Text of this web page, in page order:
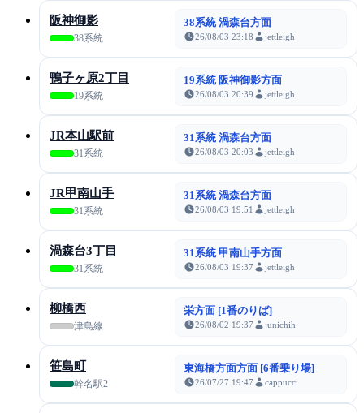
阪神御影
38系統
38系統 渦森台方面
26/08/03 23:18 jettleigh
鴨子ヶ原2丁目
19系統
19系統 阪神御影方面
26/08/03 20:39 jettleigh
JR本山駅前
31系統
31系統 渦森台方面
26/08/03 20:03 jettleigh
JR甲南山手
31系統
31系統 渦森台方面
26/08/03 19:51 jettleigh
渦森台3丁目
31系統
31系統 甲南山手方面
26/08/03 19:37 jettleigh
柳橋西
津島線
栄方面 [1番のりば]
26/08/02 19:37 junichih
笹島町
幹名駅2
東海橋方面方面 [6番乗り場]
26/07/27 19:47 cappucci